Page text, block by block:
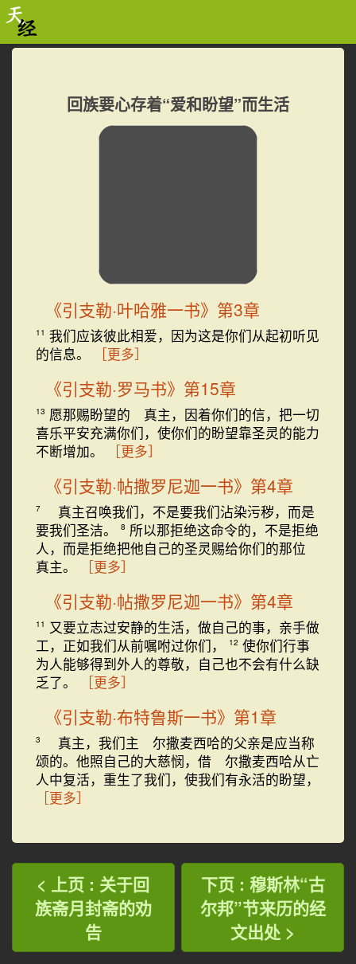
回族要心存着“爱和盼望”而生活
《引支勒·叶哈雅一书》第3章
11 我们应该彼此相爱，因为这是你们从起初听见
的信息。
［更多］
《引支勒·罗马书》第15章
13 愿那赐盼望的 真主，因着你们的信，把一切
喜乐平安充满你们，使你们的盼望靠圣灵的能力
不断增加。
［更多］
《引支勒·帖撒罗尼迦一书》第4章
7
真主召唤我们，不是要我们沾染污秽，而是
要我们圣洁。
8 所以那拒绝这命令的，不是拒绝
人，而是拒绝把他自己的圣灵赐给你们的那位
真主。
［更多］
《引支勒·帖撒罗尼迦一书》第4章
11 又要立志过安静的生活，做自己的事，亲手做
工，正如我们从前嘱咐过你们，
12 使你们行事
为人能够得到外人的尊敬，自己也不会有什么缺
乏了。
［更多］
《引支勒·布特鲁斯一书》第1章
3
真主，我们主 尔撒麦西哈的父亲是应当称
颂的。他照自己的大慈悯，借 尔撒麦西哈从亡
人中复活，重生了我们，使我们有永活的盼望，
［更多］
< 上页 : 关于回
族斋月封斋的劝
告
下页 : 穆斯林“古
尔邦”节来历的经
文出处 >